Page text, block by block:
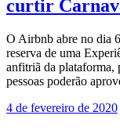
curtir
O Airbnb abre no dia
reserva de uma
anfitriã da plataforma,
pessoas poderão
4 de fevereiro de 2020